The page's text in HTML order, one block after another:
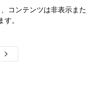
コンテンツは非表示また
。